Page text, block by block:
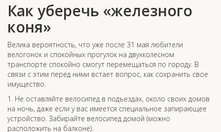
Как уберечь «железного
коня»
Велика вероятность, что уже после 31 мая любители
велогонок и спокойных прогулок на двухколесном
транспорте спокойно смогут перемещаться по городу. В
связи с этим перед ними встает вопрос, как сохранить свое
имущество.
1. Не оставляйте велосипед в подъездах, около своих домов
на ночь, даже если у вас имеется специальное запирающее
устройство. Забирайте велосипед домой (можно
расположить на балконе).